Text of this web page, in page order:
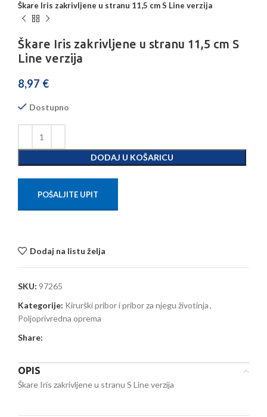
Škare Iris zakrivljene u stranu 11,5 cm S Line verzija
Škare Iris zakrivljene u stranu 11,5 cm S
Line verzija
8,97 €
Dostupno
DODAJ U KOŠARICU
POŠALJITE UPIT
Dodaj na listu želja
SKU: 97265
Kategorije: Kirurški pribor i pribor za njegu životinja,
Poljoprivredna oprema
Share:
OPIS
Škare Iris zakrivljene u stranu S Line verzija